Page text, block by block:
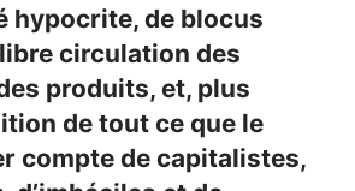
hypocrite, de blocus
circulation des
produits, et, plus
de tout ce que le
compte de capitalistes,